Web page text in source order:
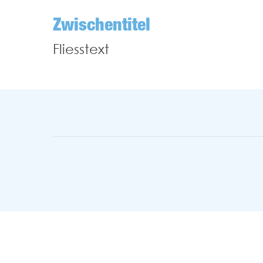
Zwischentitel
Fliesstext